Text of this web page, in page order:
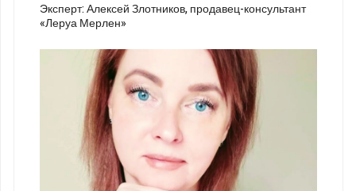
Эксперт: Алексей Злотников, продавец-консультант
«Леруа Мерлен»